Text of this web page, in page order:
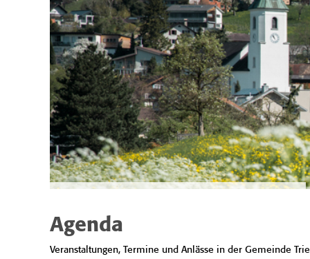
Agenda
Veranstaltungen, Termine und Anlässe in der Gemeinde